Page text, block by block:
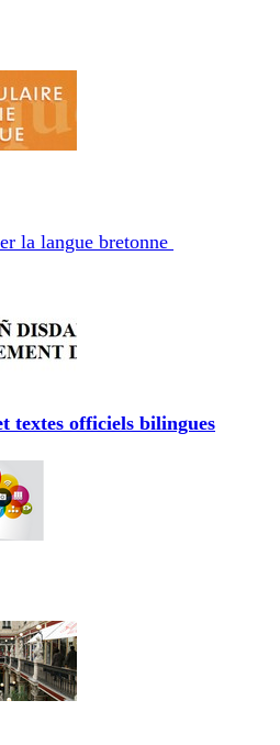
la langue bretonne
textes officiels bilingues